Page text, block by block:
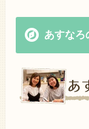
あすなろ